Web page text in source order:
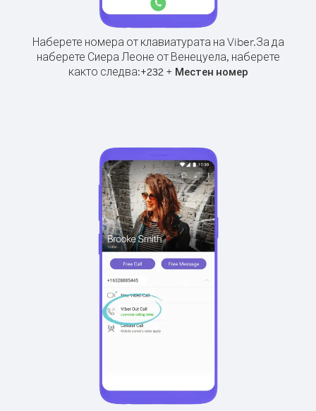
Наберете номера от клавиатурата на Viber.За да
наберете Сиера Леоне от Венецуела, наберете
както следва:+232+ Местен номер